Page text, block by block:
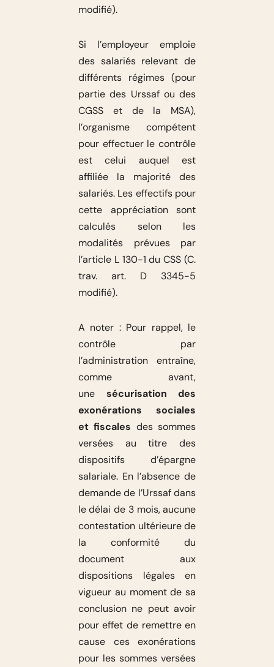
modifié).
Si l’employeur emploie
des salariés relevant de
différents régimes (pour
partie des Urssaf ou des
CGSS et de la MSA),
l’organisme compétent
pour effectuer le contrôle
est celui auquel est
affiliée la majorité des
salariés. Les effectifs pour
cette appréciation sont
calculés selon les
modalités prévues par
l’article L 130-1 du CSS (C.
trav. art. D 3345-5
modifié).
A noter : Pour rappel, le
contrôle par
l’administration entraîne,
comme avant,
une sécurisation des
exonérations sociales
et fiscales des sommes
versées au titre des
dispositifs d’épargne
salariale. En l’absence de
demande de l’Urssaf dans
le délai de 3 mois, aucune
contestation ultérieure de
la conformité du
document aux
dispositions légales en
vigueur au moment de sa
conclusion ne peut avoir
pour effet de remettre en
cause ces exonérations
pour les sommes versées